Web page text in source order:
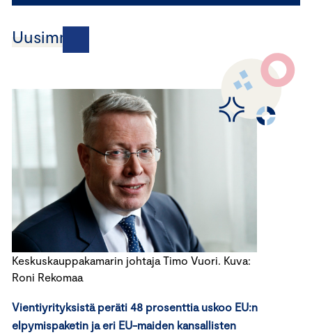
Uusimmat
Keskuskauppakamarin johtaja Timo Vuori. Kuva:
Roni Rekomaa
Vientiyrityksistä peräti 48 prosenttia uskoo EU:n
elpymispaketin ja eri EU-maiden kansallisten